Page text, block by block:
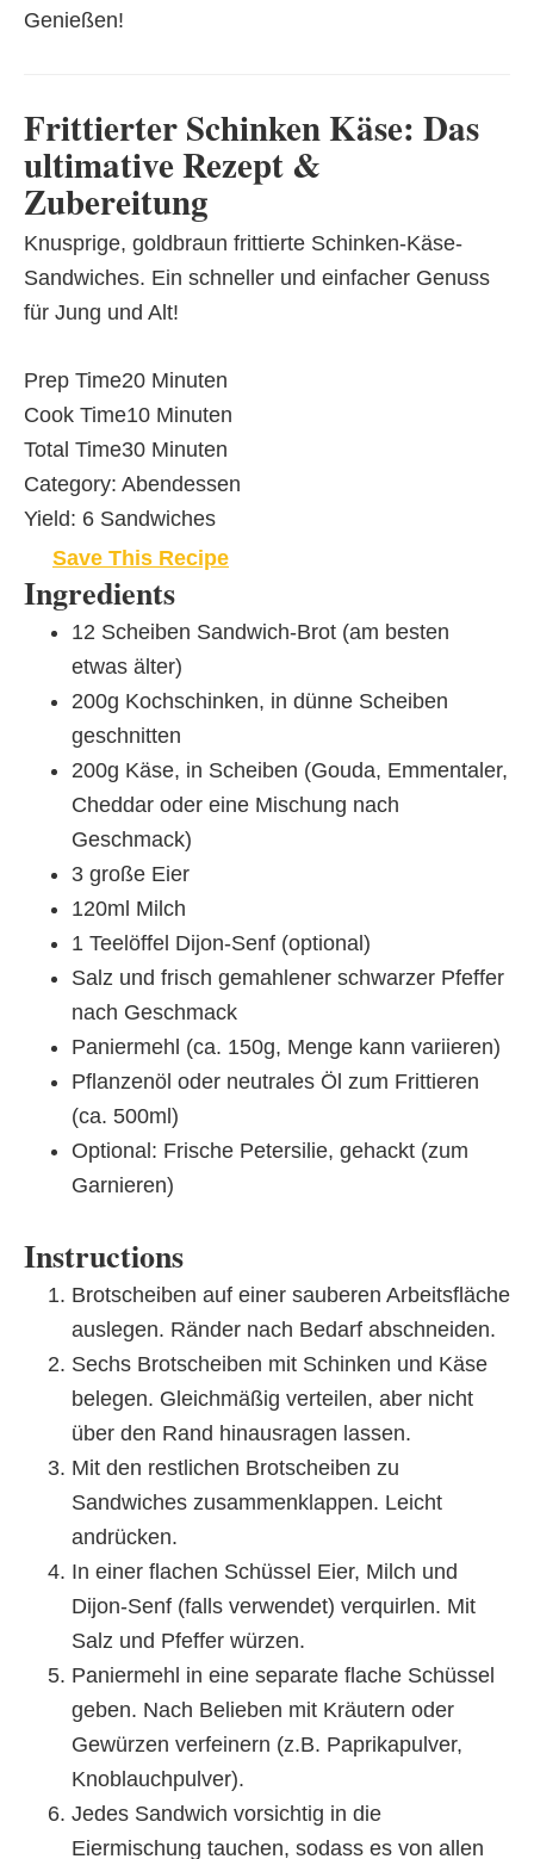
Genießen!
Frittierter Schinken Käse: Das
ultimative Rezept &
Zubereitung
Knusprige, goldbraun frittierte Schinken-Käse-
Sandwiches. Ein schneller und einfacher Genuss
für Jung und Alt!
Prep Time20 Minuten
Cook Time10 Minuten
Total Time30 Minuten
Category: Abendessen
Yield: 6 Sandwiches
Save This Recipe
Ingredients
12 Scheiben Sandwich-Brot (am besten
etwas älter)
200g Kochschinken, in dünne Scheiben
geschnitten
200g Käse, in Scheiben (Gouda, Emmentaler,
Cheddar oder eine Mischung nach
Geschmack)
3 große Eier
120ml Milch
1 Teelöffel Dijon-Senf (optional)
Salz und frisch gemahlener schwarzer Pfeffer
nach Geschmack
Paniermehl (ca. 150g, Menge kann variieren)
Pflanzenöl oder neutrales Öl zum Frittieren
(ca. 500ml)
Optional: Frische Petersilie, gehackt (zum
Garnieren)
Instructions
Brotscheiben auf einer sauberen Arbeitsfläche
auslegen. Ränder nach Bedarf abschneiden.
Sechs Brotscheiben mit Schinken und Käse
belegen. Gleichmäßig verteilen, aber nicht
über den Rand hinausragen lassen.
Mit den restlichen Brotscheiben zu
Sandwiches zusammenklappen. Leicht
andrücken.
In einer flachen Schüssel Eier, Milch und
Dijon-Senf (falls verwendet) verquirlen. Mit
Salz und Pfeffer würzen.
Paniermehl in eine separate flache Schüssel
geben. Nach Belieben mit Kräutern oder
Gewürzen verfeinern (z.B. Paprikapulver,
Knoblauchpulver).
Jedes Sandwich vorsichtig in die
Eiermischung tauchen, sodass es von allen